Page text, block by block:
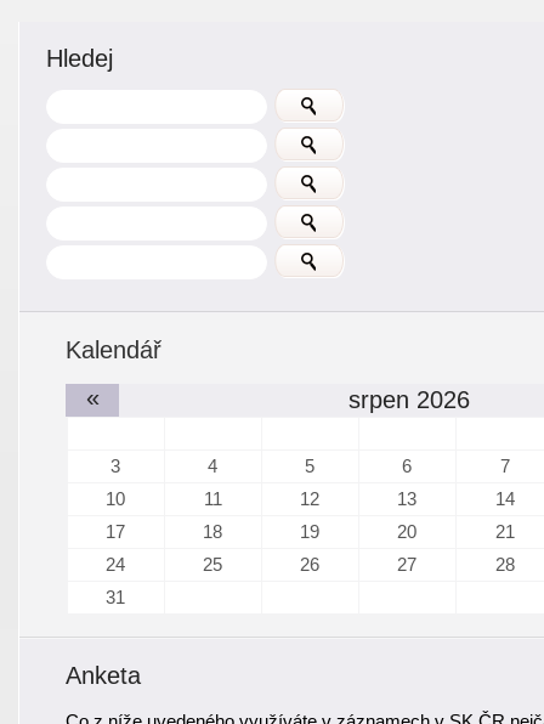
Hledej
Kalendář
«
srpen 2026
3 4 5 6
7
10
11 12 13
14
17
18 19 20
21
24
25 26 27
28
31
Anketa